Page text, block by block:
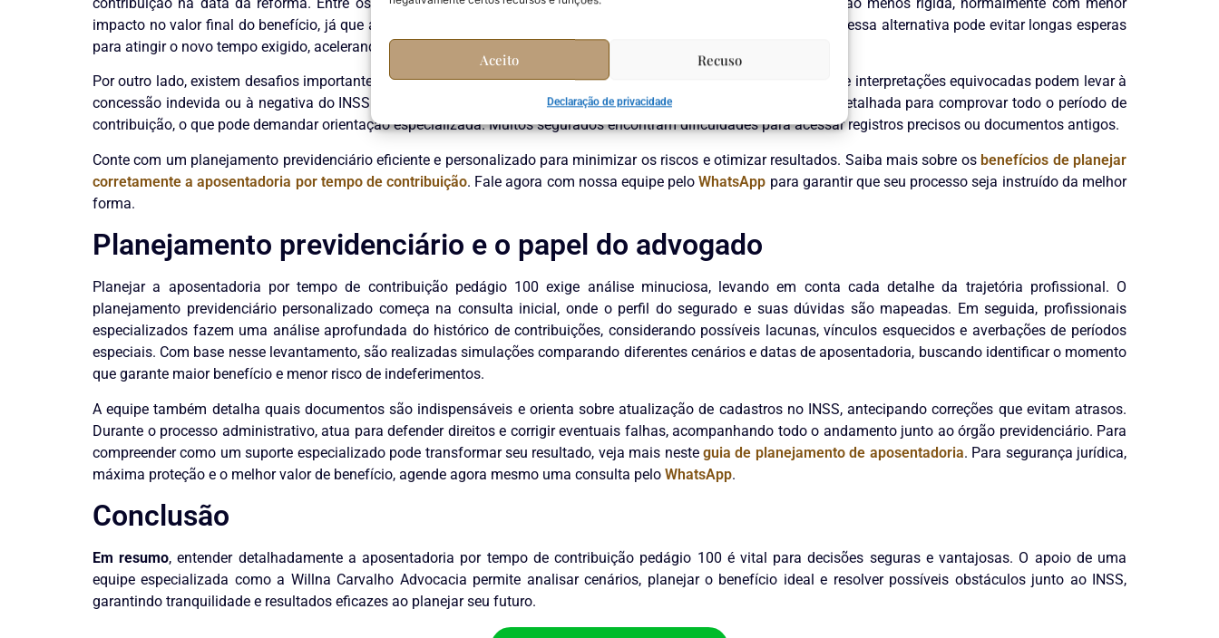
Aceito Recuso
Declaração de privacidade
impacto no valor final do benefício, já que aplica regras mais vantajosas do que as novas modalidades. Além disso, essa alternativa pode evitar longas esperas
para atingir o novo tempo exigido, acelerando o acesso ao benefício.
Por outro lado, existem desafios importantes. Um deles é o risco de equívocos ao analisar requisitos e cálculos, já que interpretações equivocadas podem levar à
concessão indevida ou à negativa do INSS. Outro ponto crítico recai sobre a necessidade de reunir documentação detalhada para comprovar todo o período de
contribuição, o que pode demandar orientação especializada. Muitos segurados encontram dificuldades para acessar registros precisos ou documentos antigos.
Conte com um planejamento previdenciário eficiente e personalizado para minimizar os riscos e otimizar resultados. Saiba mais sobre os benefícios de planejar
corretamente a aposentadoria por tempo de contribuição. Fale agora com nossa equipe peloWhatsApp para garantir que seu processo seja instruído da melhor
forma.
Planejamento previdenciário e o papel do advogado
Planejar a aposentadoria por tempo de contribuição pedágio 100 exige análise minuciosa, levando em conta cada detalhe da trajetória profissional. O
planejamento previdenciário personalizado começa na consulta inicial, onde o perfil do segurado e suas dúvidas são mapeadas. Em seguida, profissionais
especializados fazem uma análise aprofundada do histórico de contribuições, considerando possíveis lacunas, vínculos esquecidos e averbações de períodos
especiais. Com base nesse levantamento, são realizadas simulações comparando diferentes cenários e datas de aposentadoria, buscando identificar o momento
que garante maior benefício e menor risco de indeferimentos.
A equipe também detalha quais documentos são indispensáveis e orienta sobre atualização de cadastros no INSS, antecipando correções que evitam atrasos.
Durante o processo administrativo, atua para defender direitos e corrigir eventuais falhas, acompanhando todo o andamento junto ao órgão previdenciário. Para
compreender como um suporte especializado pode transformar seu resultado, veja mais nesteguia de planejamento de aposentadoria. Para segurança jurídica,
máxima proteção e o melhor valor de benefício, agende agora mesmo uma consulta pelo WhatsApp.
Conclusão
Em resumo, entender detalhadamente a aposentadoria por tempo de contribuição pedágio 100 é vital para decisões seguras e vantajosas. O apoio de uma
equipe especializada como a Willna Carvalho Advocacia permite analisar cenários, planejar o benefício ideal e resolver possíveis obstáculos junto ao INSS,
garantindo tranquilidade e resultados eficazes ao planejar seu futuro.